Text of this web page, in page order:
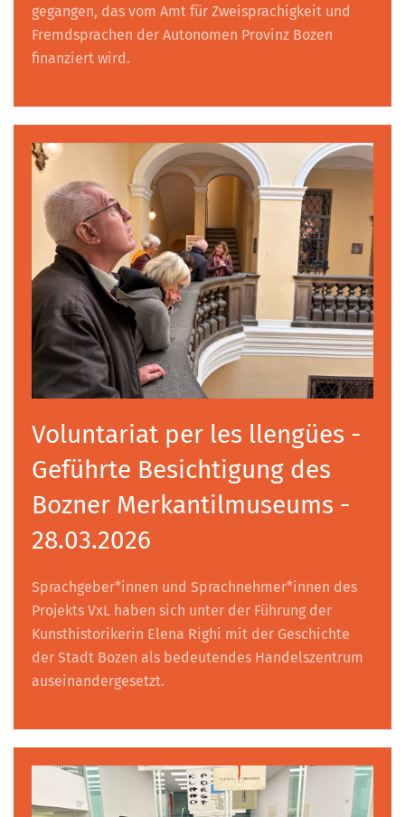
gegangen, das vom Amt für Zweisprachigkeit und
Fremdsprachen der Autonomen Provinz Bozen
finanziert wird.
Voluntariat per les llengües -
Geführte Besichtigung des
Bozner Merkantilmuseums -
28.03.2026
Sprachgeber*innen und Sprachnehmer*innen des
Projekts VxL haben sich unter der Führung der
Kunsthistorikerin Elena Righi mit der Geschichte
der Stadt Bozen als bedeutendes Handelszentrum
auseinandergesetzt.